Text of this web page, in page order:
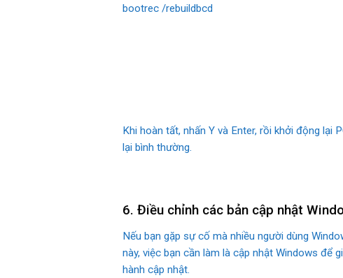
bootrec /rebuildbcd
Khi hoàn tất, nhấn Y và Enter, rồi khởi động lại
lại bình thường.
6. Điều chỉnh các bản cập nhật
Nếu bạn gặp sự cố mà nhiều người dùng
này, việc bạn cần làm là cập nhật Windows để
hành cập nhật.